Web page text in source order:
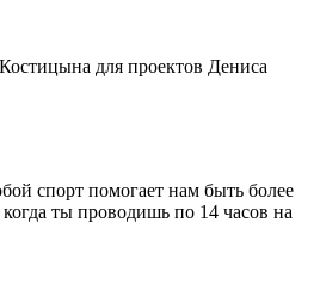
для проектов Дениса
спорт помогает нам быть более
ты проводишь по 14 часов на